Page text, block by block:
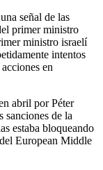
señal de las
primer ministro
ministro israelí
intentos
en
abril por Péter
sanciones de la
estaba bloqueando
European Middle